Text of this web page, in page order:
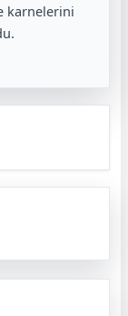
karnelerini